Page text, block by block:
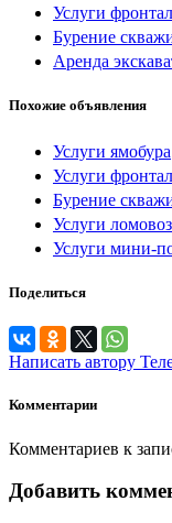
Услуги
Бурение
Аренда
Похожие объявления
Услуги ямобура
Услуги
Бурение
Услуги
Услуги мини-
Поделиться
Написать автору
Комментарии
Комментариев к
Добавить